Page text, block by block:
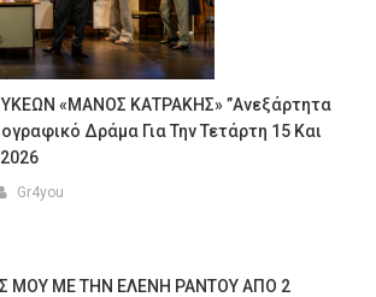
«ΜΑΝΟΣ ΚΑΤΡΑΚΗΣ» ”Ανεξάρτητα
Δράμα Για Την Τετάρτη 15 Και
Gr4you
ΜΟΥ ΜΕ ΤΗΝ ΕΛΕΝΗ ΡΑΝΤΟΥ ΑΠΟ 2